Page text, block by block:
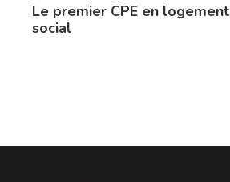
Le premier CPE en logement
social